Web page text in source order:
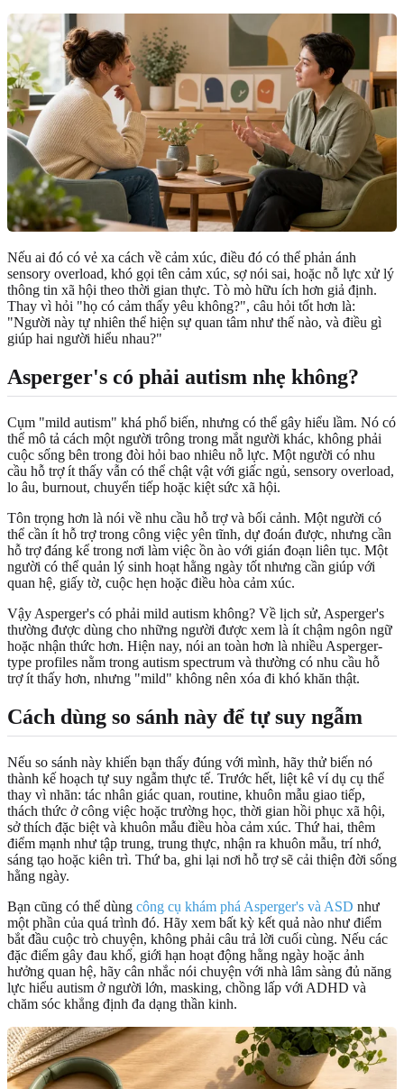
Nếu ai đó có vẻ xa cách về cảm xúc, điều đó có thể phản ánh
sensory overload, khó gọi tên cảm xúc, sợ nói sai, hoặc nỗ lực xử lý
thông tin xã hội theo thời gian thực. Tò mò hữu ích hơn giả định.
Thay vì hỏi "họ có cảm thấy yêu không?", câu hỏi tốt hơn là:
"Người này tự nhiên thể hiện sự quan tâm như thế nào, và điều gì
giúp hai người hiểu nhau?"
Asperger's có phải autism nhẹ không?
Cụm "mild autism" khá phổ biến, nhưng có thể gây hiểu lầm. Nó có
thể mô tả cách một người trông trong mắt người khác, không phải
cuộc sống bên trong đòi hỏi bao nhiêu nỗ lực. Một người có nhu
cầu hỗ trợ ít thấy vẫn có thể chật vật với giấc ngủ, sensory overload,
lo âu, burnout, chuyển tiếp hoặc kiệt sức xã hội.
Tôn trọng hơn là nói về nhu cầu hỗ trợ và bối cảnh. Một người có
thể cần ít hỗ trợ trong công việc yên tĩnh, dự đoán được, nhưng cần
hỗ trợ đáng kể trong nơi làm việc ồn ào với gián đoạn liên tục. Một
người có thể quản lý sinh hoạt hằng ngày tốt nhưng cần giúp với
quan hệ, giấy tờ, cuộc hẹn hoặc điều hòa cảm xúc.
Vậy Asperger's có phải mild autism không? Về lịch sử, Asperger's
thường được dùng cho những người được xem là ít chậm ngôn ngữ
hoặc nhận thức hơn. Hiện nay, nói an toàn hơn là nhiều Asperger-
type profiles nằm trong autism spectrum và thường có nhu cầu hỗ
trợ ít thấy hơn, nhưng "mild" không nên xóa đi khó khăn thật.
Cách dùng so sánh này để tự suy ngẫm
Nếu so sánh này khiến bạn thấy đúng với mình, hãy thử biến nó
thành kế hoạch tự suy ngẫm thực tế. Trước hết, liệt kê ví dụ cụ thể
thay vì nhãn: tác nhân giác quan, routine, khuôn mẫu giao tiếp,
thách thức ở công việc hoặc trường học, thời gian hồi phục xã hội,
sở thích đặc biệt và khuôn mẫu điều hòa cảm xúc. Thứ hai, thêm
điểm mạnh như tập trung, trung thực, nhận ra khuôn mẫu, trí nhớ,
sáng tạo hoặc kiên trì. Thứ ba, ghi lại nơi hỗ trợ sẽ cải thiện đời sống
hằng ngày.
Bạn cũng có thể dùng công cụ khám phá Asperger's và ASD như
một phần của quá trình đó. Hãy xem bất kỳ kết quả nào như điểm
bắt đầu cuộc trò chuyện, không phải câu trả lời cuối cùng. Nếu các
đặc điểm gây đau khổ, giới hạn hoạt động hằng ngày hoặc ảnh
hưởng quan hệ, hãy cân nhắc nói chuyện với nhà lâm sàng đủ năng
lực hiểu autism ở người lớn, masking, chồng lấp với ADHD và
chăm sóc khẳng định đa dạng thần kinh.